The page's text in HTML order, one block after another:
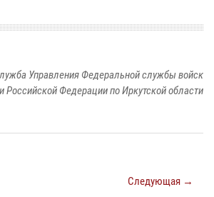
Управления Федеральной службы войск
Российской Федерации по Иркутской области
Следующая →